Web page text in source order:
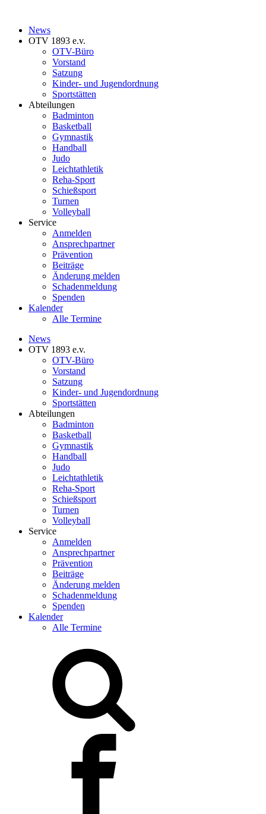
News
OTV 1893 e.v.
OTV-Büro
Vorstand
Satzung
Kinder- und Jugendordnung
Sportstätten
Abteilungen
Badminton
Basketball
Gymnastik
Handball
Judo
Leichtathletik
Reha-Sport
Schießsport
Turnen
Volleyball
Service
Anmelden
Ansprechpartner
Prävention
Beiträge
Änderung melden
Schadenmeldung
Spenden
Kalender
Alle Termine
News
OTV 1893 e.v.
OTV-Büro
Vorstand
Satzung
Kinder- und Jugendordnung
Sportstätten
Abteilungen
Badminton
Basketball
Gymnastik
Handball
Judo
Leichtathletik
Reha-Sport
Schießsport
Turnen
Volleyball
Service
Anmelden
Ansprechpartner
Prävention
Beiträge
Änderung melden
Schadenmeldung
Spenden
Kalender
Alle Termine